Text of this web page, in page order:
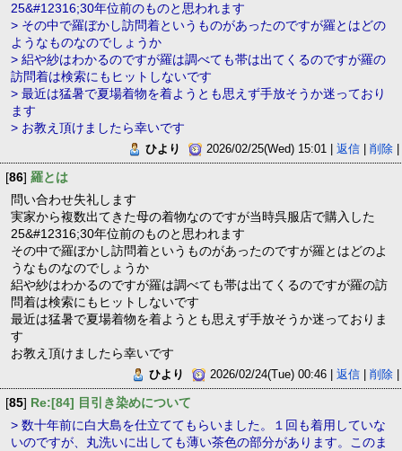
25&#12316;30年位前のものと思われます
> その中で羅ぼかし訪問着というものがあったのですが羅とはどの
ようなものなのでしょうか
> 絽や紗はわかるのですが羅は調べても帯は出てくるのですが羅の
訪問着は検索にもヒットしないです
> 最近は猛暑で夏場着物を着ようとも思えず手放そうか迷っており
ます
> お教え頂けましたら幸いです
ひより 2026/02/25(Wed) 15:01 |返信 |削除
[86] 羅とは
問い合わせ失礼します
実家から複数出てきた母の着物なのですが当時呉服店で購入した
25&#12316;30年位前のものと思われます
その中で羅ぼかし訪問着というものがあったのですが羅とはどのよ
うなものなのでしょうか
絽や紗はわかるのですが羅は調べても帯は出てくるのですが羅の訪
問着は検索にもヒットしないです
最近は猛暑で夏場着物を着ようとも思えず手放そうか迷っておりま
す
お教え頂けましたら幸いです
ひより 2026/02/24(Tue) 00:46 |返信 |削除
[85] Re:[84] 目引き染めについて
> 数十年前に白大島を仕立ててもらいました。１回も着用していな
いのですが、丸洗いに出しても薄い茶色の部分があります。このま